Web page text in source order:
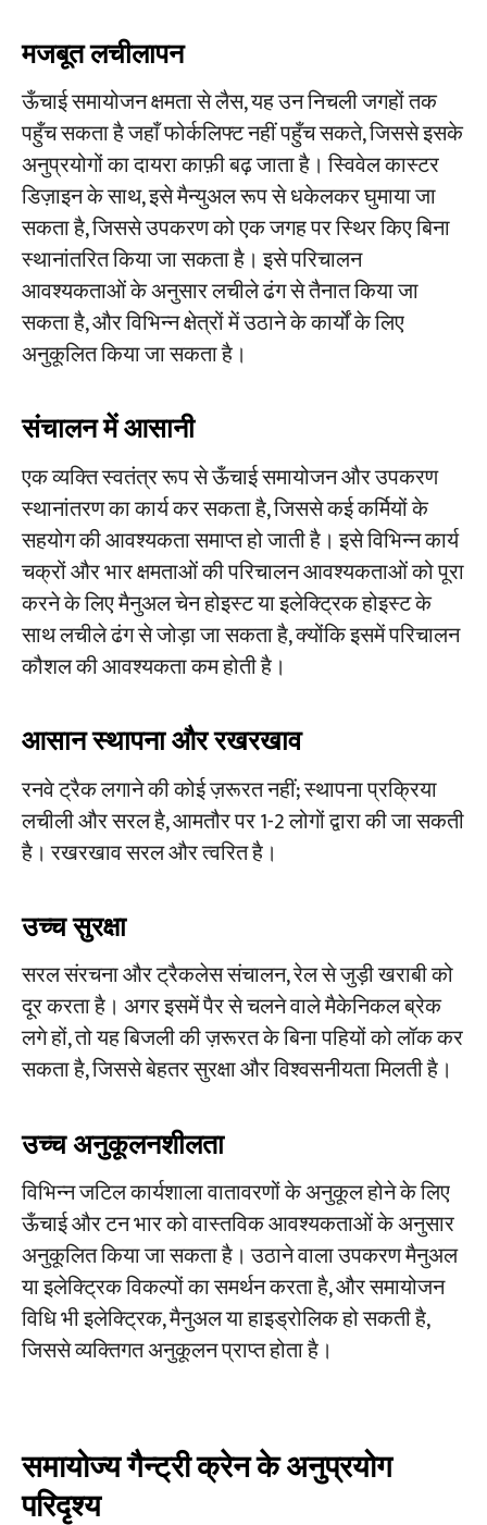
मजबूत लचीलापन
ऊँचाई समायोजन क्षमता से लैस, यह उन निचली जगहों तक
पहुँच सकता है जहाँ फोर्कलिफ्ट नहीं पहुँच सकते, जिससे इसके
अनुप्रयोगों का दायरा काफ़ी बढ़ जाता है। स्विवेल कास्टर
डिज़ाइन के साथ, इसे मैन्युअल रूप से धकेलकर घुमाया जा
सकता है, जिससे उपकरण को एक जगह पर स्थिर किए बिना
स्थानांतरित किया जा सकता है। इसे परिचालन
आवश्यकताओं के अनुसार लचीले ढंग से तैनात किया जा
सकता है, और विभिन्न क्षेत्रों में उठाने के कार्यों के लिए
अनुकूलित किया जा सकता है।
संचालन में आसानी
एक व्यक्ति स्वतंत्र रूप से ऊँचाई समायोजन और उपकरण
स्थानांतरण का कार्य कर सकता है, जिससे कई कर्मियों के
सहयोग की आवश्यकता समाप्त हो जाती है। इसे विभिन्न कार्य
चक्रों और भार क्षमताओं की परिचालन आवश्यकताओं को पूरा
करने के लिए मैनुअल चेन होइस्ट या इलेक्ट्रिक होइस्ट के
साथ लचीले ढंग से जोड़ा जा सकता है, क्योंकि इसमें परिचालन
कौशल की आवश्यकता कम होती है।
आसान स्थापना और रखरखाव
रनवे ट्रैक लगाने की कोई ज़रूरत नहीं; स्थापना प्रक्रिया
लचीली और सरल है, आमतौर पर 1-2 लोगों द्वारा की जा सकती
है। रखरखाव सरल और त्वरित है।
उच्च सुरक्षा
सरल संरचना और ट्रैकलेस संचालन, रेल से जुड़ी खराबी को
दूर करता है। अगर इसमें पैर से चलने वाले मैकेनिकल ब्रेक
लगे हों, तो यह बिजली की ज़रूरत के बिना पहियों को लॉक कर
सकता है, जिससे बेहतर सुरक्षा और विश्वसनीयता मिलती है।
उच्च अनुकूलनशीलता
विभिन्न जटिल कार्यशाला वातावरणों के अनुकूल होने के लिए
ऊँचाई और टन भार को वास्तविक आवश्यकताओं के अनुसार
अनुकूलित किया जा सकता है। उठाने वाला उपकरण मैनुअल
या इलेक्ट्रिक विकल्पों का समर्थन करता है, और समायोजन
विधि भी इलेक्ट्रिक, मैनुअल या हाइड्रोलिक हो सकती है,
जिससे व्यक्तिगत अनुकूलन प्राप्त होता है।
समायोज्य गैन्ट्री क्रेन के अनुप्रयोग
परिदृश्य